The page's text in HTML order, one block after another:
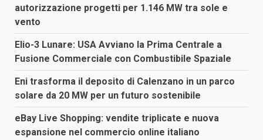
autorizzazione progetti per 1.146 MW tra sole e
vento
Elio-3 Lunare: USA Avviano la Prima Centrale a
Fusione Commerciale con Combustibile Spaziale
Eni trasforma il deposito di Calenzano in un parco
solare da 20 MW per un futuro sostenibile
eBay Live Shopping: vendite triplicate e nuova
espansione nel commercio online italiano